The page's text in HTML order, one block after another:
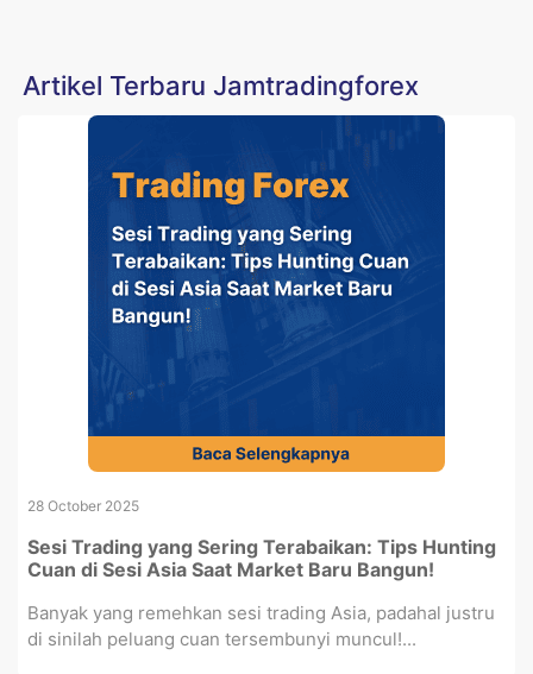
Artikel Terbaru Jamtradingforex
28 October 2025
Sesi Trading yang Sering Terabaikan: Tips Hunting
Cuan di Sesi Asia Saat Market Baru Bangun!
Banyak yang remehkan sesi trading Asia, padahal justru
di sinilah peluang cuan tersembunyi muncul!...